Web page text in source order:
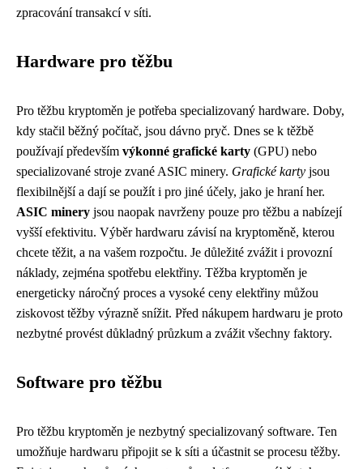
zpracování transakcí v síti.
Hardware pro těžbu
Pro těžbu kryptoměn je potřeba specializovaný hardware. Doby,
kdy stačil běžný počítač, jsou dávno pryč. Dnes se k těžbě
používají především výkonné grafické karty (GPU) nebo
specializované stroje zvané ASIC minery. Grafické karty jsou
flexibilnější a dají se použít i pro jiné účely, jako je hraní her.
ASIC minery jsou naopak navrženy pouze pro těžbu a nabízejí
vyšší efektivitu. Výběr hardwaru závisí na kryptoměně, kterou
chcete těžit, a na vašem rozpočtu. Je důležité zvážit i provozní
náklady, zejména spotřebu elektřiny. Těžba kryptoměn je
energeticky náročný proces a vysoké ceny elektřiny můžou
ziskovost těžby výrazně snížit. Před nákupem hardwaru je proto
nezbytné provést důkladný průzkum a zvážit všechny faktory.
Software pro těžbu
Pro těžbu kryptoměn je nezbytný specializovaný software. Ten
umožňuje hardwaru připojit se k síti a účastnit se procesu těžby.